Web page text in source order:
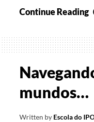
Continue Reading
mundos…
Written by Escola do